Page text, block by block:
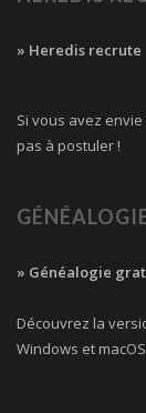
» Heredis recrute
Si vous avez
pas à postuler !
» Généalogie
Découvrez la
Windows et